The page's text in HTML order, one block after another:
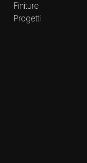
Finiture
Progetti